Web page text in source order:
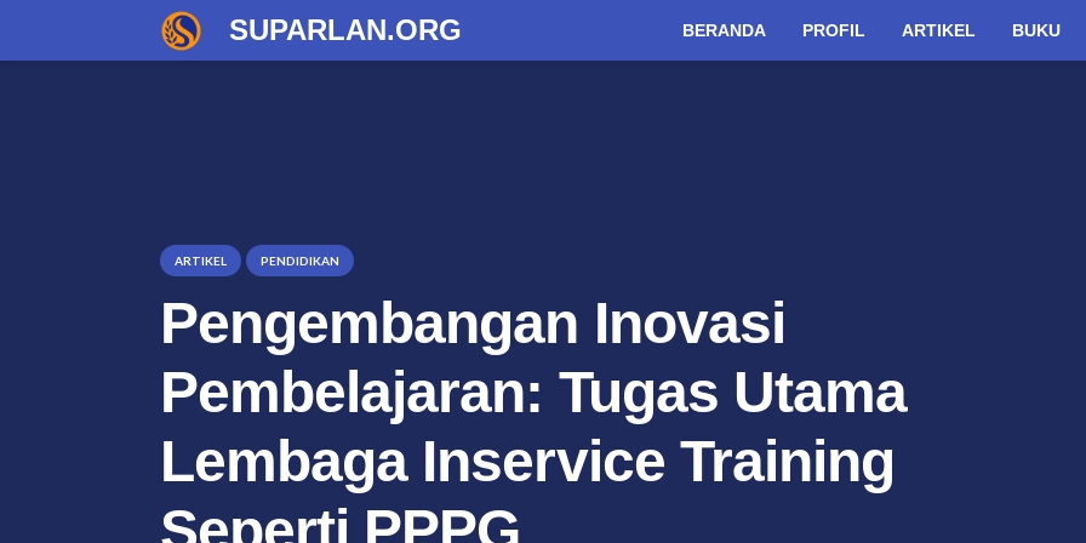
SUPARLAN.ORG BERANDA PROFIL ARTIKEL BUKU
ARTIKEL PENDIDIKAN
Pengembangan Inovasi
Pembelajaran: Tugas Utama
Lembaga Inservice Training
Seperti PPPG